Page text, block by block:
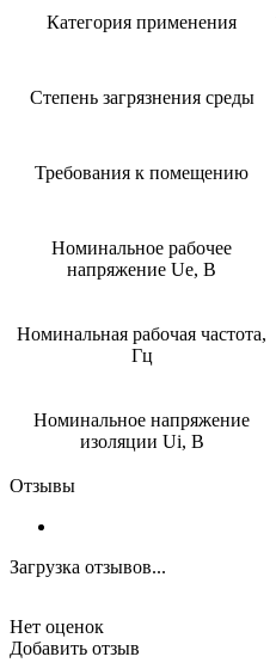
Категория применения
Степень загрязнения среды
Требования к помещению
Номинальное рабочее
напряжение Ue, В
Номинальная рабочая частота,
Гц
Номинальное напряжение
изоляции Ui, В
Отзывы
Загрузка отзывов...
Нет оценок
Добавить отзыв